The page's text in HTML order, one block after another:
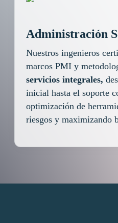
Administración
Nuestros ingenieros
marcos PMI y
servicios integrales,
inicial hasta el soporte
optimización de
riesgos y maximizando